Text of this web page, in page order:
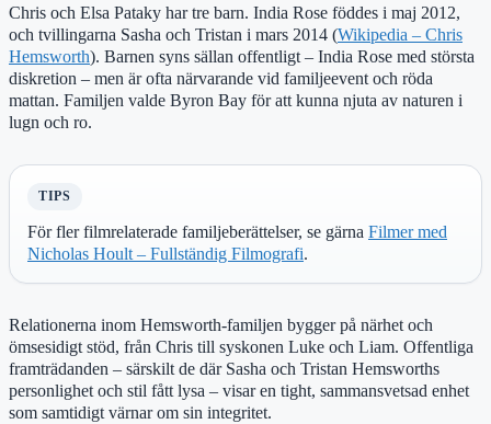
Chris och Elsa Pataky har tre barn. India Rose föddes i maj 2012,
och tvillingarna Sasha och Tristan i mars 2014 (Wikipedia – Chris
Hemsworth). Barnen syns sällan offentligt – India Rose med största
diskretion – men är ofta närvarande vid familjeevent och röda
mattan. Familjen valde Byron Bay för att kunna njuta av naturen i
lugn och ro.
TIPS
För fler filmrelaterade familjeberättelser, se gärna Filmer med
Nicholas Hoult – Fullständig Filmografi.
Relationerna inom Hemsworth-familjen bygger på närhet och
ömsesidigt stöd, från Chris till syskonen Luke och Liam. Offentliga
framträdanden – särskilt de där Sasha och Tristan Hemsworths
personlighet och stil fått lysa – visar en tight, sammansvetsad enhet
som samtidigt värnar om sin integritet.